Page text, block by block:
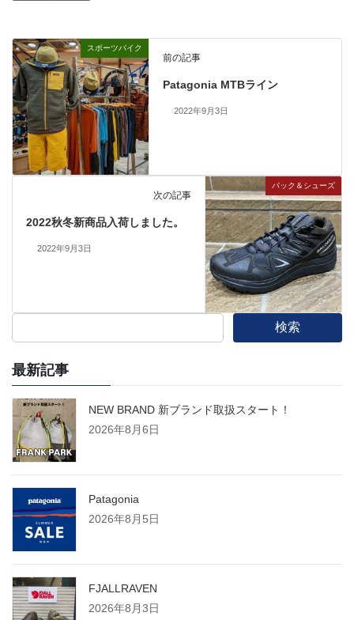
スポーツバイク
前の記事
Patagonia MTBライン
2022年9月3日
パック＆シューズ
次の記事
2022秋冬新商品入荷しました。
2022年9月3日
検索
最新記事
NEW BRAND 新ブランド取扱スタート！
2026年8月6日
Patagonia
2026年8月5日
FJALLRAVEN
2026年8月3日